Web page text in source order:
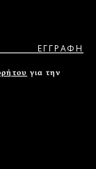
για την